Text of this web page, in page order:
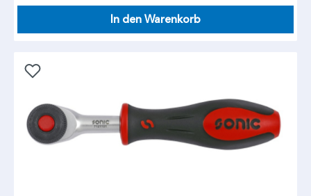
In den Warenkorb